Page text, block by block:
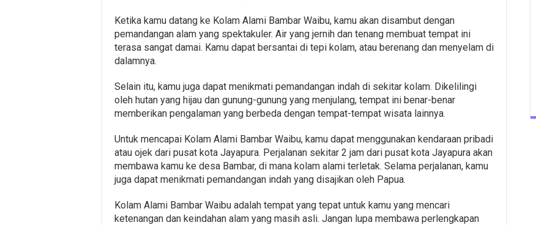
Ketika kamu datang ke Kolam Alami Bambar Waibu, kamu akan disambut dengan
pemandangan alam yang spektakuler. Air yang jernih dan tenang membuat tempat ini
terasa sangat damai. Kamu dapat bersantai di tepi kolam, atau berenang dan menyelam di
dalamnya.
Selain itu, kamu juga dapat menikmati pemandangan indah di sekitar kolam. Dikelilingi
oleh hutan yang hijau dan gunung-gunung yang menjulang, tempat ini benar-benar
memberikan pengalaman yang berbeda dengan tempat-tempat wisata lainnya.
Untuk mencapai Kolam Alami Bambar Waibu, kamu dapat menggunakan kendaraan pribadi
atau ojek dari pusat kota Jayapura. Perjalanan sekitar 2 jam dari pusat kota Jayapura akan
membawa kamu ke desa Bambar, di mana kolam alami terletak. Selama perjalanan, kamu
juga dapat menikmati pemandangan indah yang disajikan oleh Papua.
Kolam Alami Bambar Waibu adalah tempat yang tepat untuk kamu yang mencari
ketenangan dan keindahan alam yang masih asli. Jangan lupa membawa perlengkapan